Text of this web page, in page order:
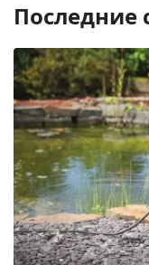
Последние